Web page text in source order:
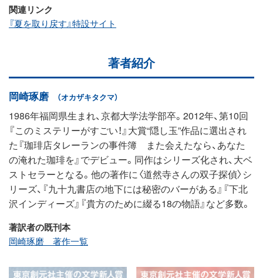
関連リンク
『夏を取り戻す』特設サイト
著者紹介
岡崎琢磨 （オカザキタクマ）
1986年福岡県生まれ、京都大学法学部卒。2012年、第10回
『このミステリーがすごい！』大賞“隠し玉”作品に選出され
た『珈琲店タレーランの事件簿 また会えたなら、あなた
の淹れた珈琲を』でデビュー。同作はシリーズ化され、大ベ
ストセラーとなる。他の著作に〈道然寺さんの双子探偵〉シ
リーズ、『九十九書店の地下には秘密のバーがある』『下北
沢インディーズ』『貴方のために綴る18の物語』など多数。
著訳者の既刊本
岡崎琢磨 著作一覧